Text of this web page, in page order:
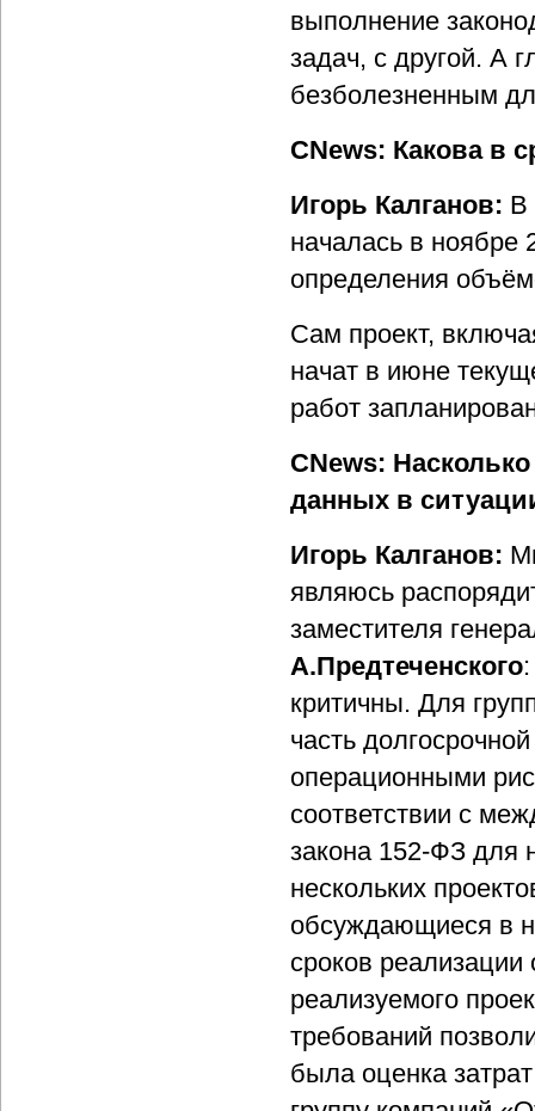
выполнение
задач, с другой. А
безболезненным
CNews: Какова в
Игорь Калганов: В
началась в ноябре
определения
Сам проект,
начат в июне
работ
CNews:
данных в
Игорь Калганов:
являюсь
заместителя
А.Предтеченского
критичны. Для
часть
операционными
соответствии с
закона 152-ФЗ для
нескольких
обсуждающиеся в
сроков
реализуемого
требований
была оценка